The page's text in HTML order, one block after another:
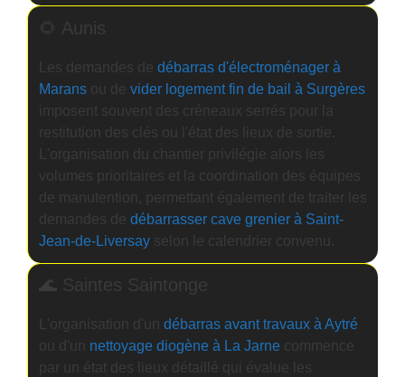
🌻 Aunis
Les demandes de débarras d'électroménager à
Maransou de vider logement fin de bail à Surgères
imposent souvent des créneaux serrés pour la
restitution des clés ou l'état des lieux de sortie.
L'organisation du chantier privilégie alors les
volumes prioritaires et la coordination des équipes
de manutention, permettant également de traiter les
demandes de débarrasser cave grenier à Saint-
Jean-de-Liversayselon le calendrier convenu.
🌊 Saintes Saintonge
L'organisation d'un débarras avant travaux à Aytré
ou d'un nettoyage diogène à La Jarnecommence
par un état des lieux détaillé qui évalue les